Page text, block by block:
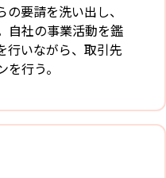
要請を洗い出し、
自社の事業活動を鑑
行いながら、取引先
行う。